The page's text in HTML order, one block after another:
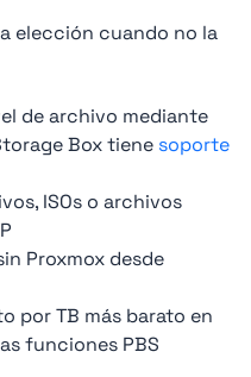
elección cuando no la
de archivo mediante
Box tiene soporte
ISOs o archivos
Proxmox desde
por TB más barato en
funciones PBS